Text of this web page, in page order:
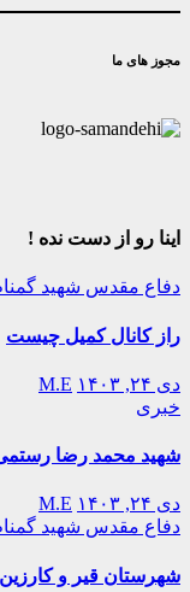
مجوز های ما
اینا رو از دست نده !
دفاع مقدس شهید
راز کانال کمیل چیست
دی ۲۴, ۱۴۰۳
M.E
خبری
شهید محمد رضا رستمی
دی ۲۴, ۱۴۰۳
M.E
دفاع مقدس شهید
شهرستان قیر و